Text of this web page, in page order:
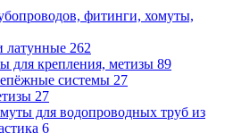
фитинги, хомуты,
латунные 262
для крепления, метизы 89
системы 27
27
для водопроводных труб из
6